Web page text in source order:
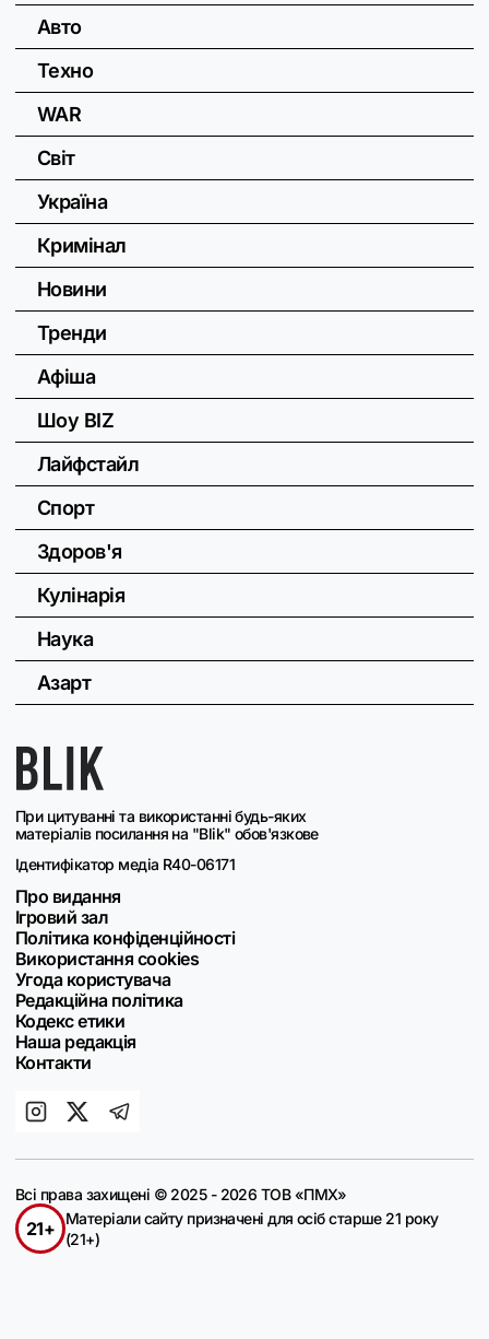
При цитуванні та використанні будь-яких
матеріалів посилання на "Blik" обов'язкове
Ідентифікатор медіа R40-06171
Про видання
Ігровий зал
Політика конфіденційності
Використання cookies
Угода користувача
Редакційна політика
Кодекс етики
Наша редакція
Контакти
Авто
Техно
WAR
Світ
Україна
Кримінал
Новини
Тренди
Афіша
Шоу BIZ
Лайфстайл
Спорт
Здоров'я
Кулінарія
Наука
Азарт
Всі права захищені © 2025 - 2026 ТОВ «ПМХ»
21+
Матеріали сайту призначені для осіб старше 21 року
(21+)